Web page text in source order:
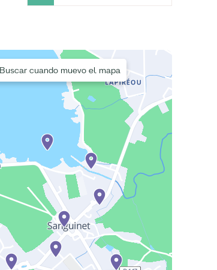
Buscar cuando muevo el mapa